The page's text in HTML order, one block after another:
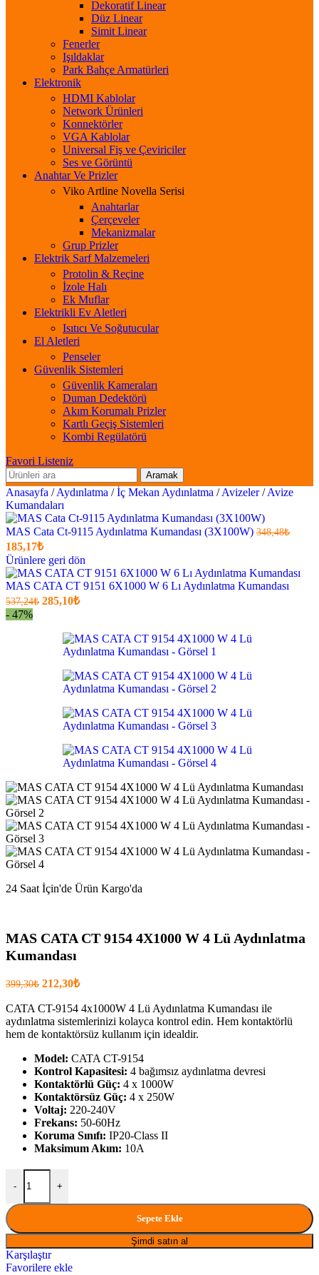
Dekoratif Linear
Düz Linear
Simit Linear
Fenerler
Işıldaklar
Park Bahçe Armatürleri
Elektronik
HDMI Kablolar
Network Ürünleri
Konnektörler
VGA Kablolar
Universal Fiş ve Çeviriciler
Ses ve Görüntü
Anahtar Ve Prizler
Viko Artline Novella Serisi
Anahtarlar
Çerçeveler
Mekanizmalar
Grup Prizler
Elektrik Sarf Malzemeleri
Protolin & Reçine
İzole Halı
Ek Muflar
Elektrikli Ev Aletleri
Isıtıcı Ve Soğutucular
El Aletleri
Penseler
Güvenlik Sistemleri
Güvenlik Kameraları
Duman Dedektörü
Akım Korumalı Prizler
Kartlı Geçiş Sistemleri
Kombi Regülatörü
Favori Listeniz
Aramak
Anasayfa / Aydınlatma / İç Mekan Aydınlatma / Avizeler/ Avize
Kumandaları
MAS Cata Ct-9115 Aydınlatma Kumandası (3X100W) 348,48₺
Orijinal
fiyatı:
348,48₺.
185,17₺Şu
anki
fiyat:
185,17₺
.
Ürünlere geri dön
MAS CATA CT 9151 6X1000 W 6 Lı Aydınlatma Kumandası
537,24₺ Orijinal
285,10₺Şu
285,10₺
.
- 47%
24 Saat İçin'de Ürün Kargo'da
MAS CATA CT 9154 4X1000 W 4 Lü Aydınlatma
Kumandası
399,30₺ Orijinal
399,30₺.
212,30₺Şu
fiyat:
212,30₺
.
CATA CT-9154 4x1000W 4 Lü Aydınlatma Kumandası ile
aydınlatma sistemlerinizi kolayca kontrol edin. Hem kontaktörlü
hem de kontaktörsüz kullanım için idealdir.
Model: CATA CT-9154
Kontrol Kapasitesi: 4 bağımsız aydınlatma devresi
Kontaktörlü Güç: 4 x 1000W
Kontaktörsüz Güç: 4 x 250W
Voltaj: 220-240V
Frekans: 50-60Hz
Koruma Sınıfı: IP20-Class II
Maksimum Akım: 10A
-
MAS CATA CT 9154 4X1000 W 4 Lü Aydınlatma Kumandası
+
Sepete Ekle
Şimdi satın al
Karşılaştır
Favorilere ekle